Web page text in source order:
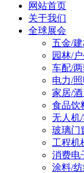
网站首页
关于我们
全球展会
五金/
园林/
车配/
电力/
家居/
食品饮
无人机
玻璃门
工程机
消费电
涂料/